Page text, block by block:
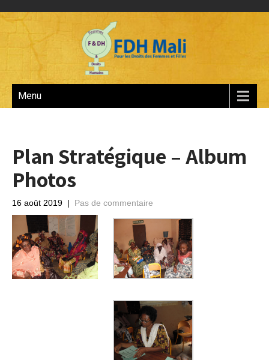
Menu
Plan Stratégique – Album
Photos
16 août 2019 | Pas de commentaire